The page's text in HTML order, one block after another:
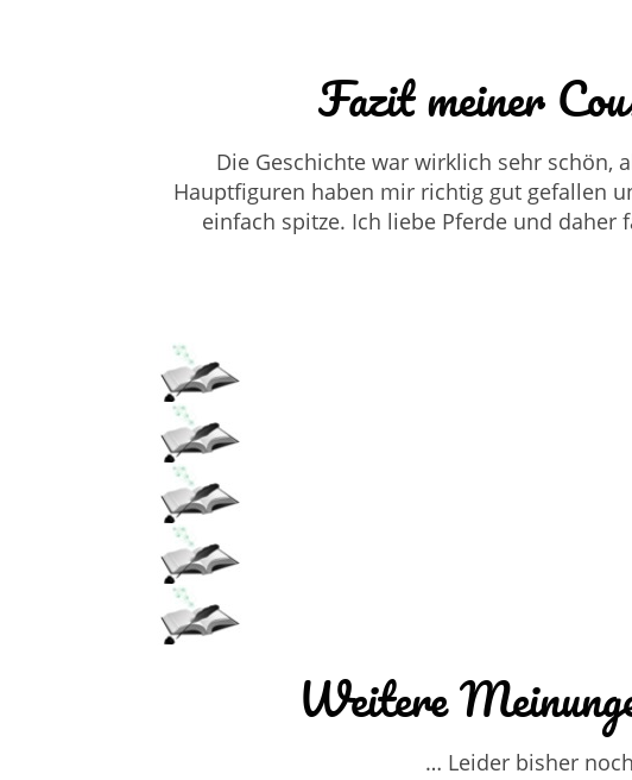
Fazit meiner
Die Geschichte war wirklich sehr schön,
Hauptfiguren haben mir richtig gut gefallen
einfach spitze. Ich liebe Pferde und
Weitere
… Leider bisher